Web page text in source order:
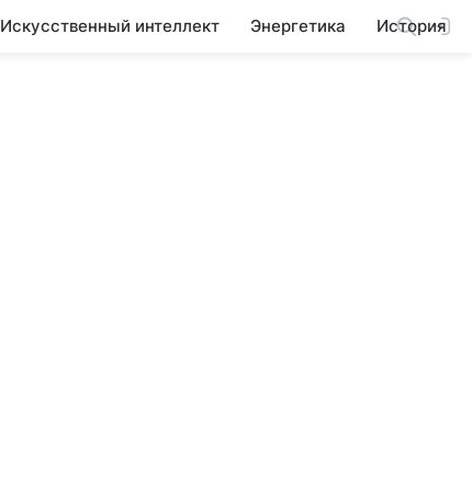
Искусственный интеллект Энергетика История